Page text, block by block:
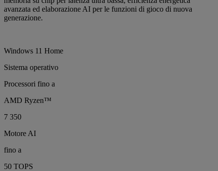
avanzata ed elaborazione AI per le funzioni di gioco di nuova
generazione.
Windows 11 Home
Sistema operativo
Processori fino a
AMD Ryzen™
7 350
Motore AI
fino a
50 TOPS